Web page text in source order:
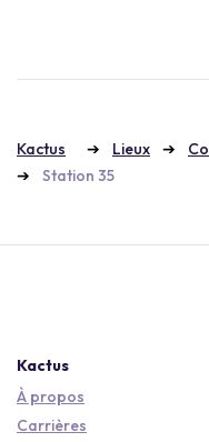
Kactus Lieux
Station 35
Kactus
À propos
Carrières